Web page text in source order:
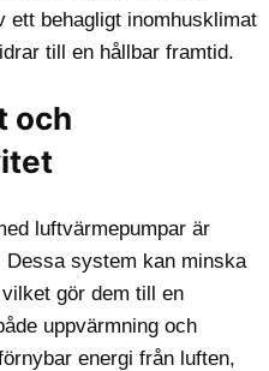
ett behagligt inomhusklimat
till en hållbar framtid.
och
luftvärmepumpar är
system kan minska
gör dem till en
uppvärmning och
energi från luften,